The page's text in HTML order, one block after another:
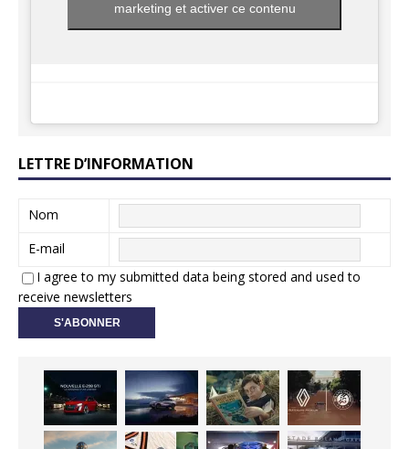
marketing et activer ce contenu
LETTRE D’INFORMATION
Nom
E-mail
I agree to my submitted data being stored and used to
receive newsletters